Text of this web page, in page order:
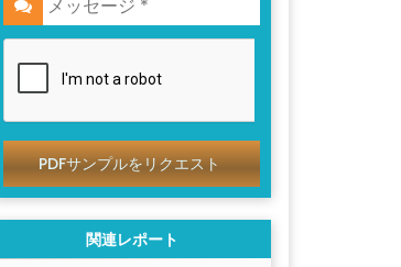
PDFサンプルをリクエスト
関連レポート